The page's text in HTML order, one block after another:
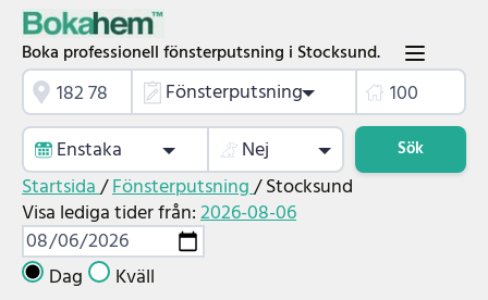
Boka professionell fönsterputsning i Stocksund.
Fönsterputsning
Enstaka
Nej Sök
Startsida/Fönsterputsning/Stocksund
Visa lediga tider från:2026-08-06
Dag
Kväll